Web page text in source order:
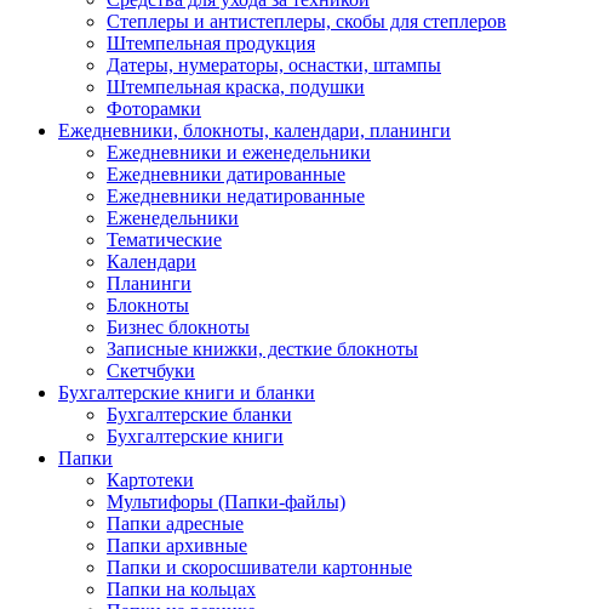
Степлеры и антистеплеры, скобы для степлеров
Штемпельная продукция
Датеры, нумераторы, оснастки, штампы
Штемпельная краска, подушки
Фоторамки
Ежедневники, блокноты, календари, планинги
Ежедневники и еженедельники
Ежедневники датированные
Ежедневники недатированные
Еженедельники
Тематические
Календари
Планинги
Блокноты
Бизнес блокноты
Записные книжки, десткие блокноты
Скетчбуки
Бухгалтерские книги и бланки
Бухгалтерские бланки
Бухгалтерские книги
Папки
Картотеки
Мультифоры (Папки-файлы)
Папки адресные
Папки архивные
Папки и скоросшиватели картонные
Папки на кольцах